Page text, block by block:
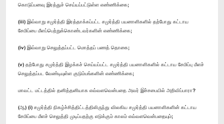
கொடுப்பனவு இரத்துச் செய்யப்பட்டுள்ள எண்ணிக்கை;
(iii) இவ்வாறு சமுர்த்தி இரத்தாக்கப்பட்ட சமுர்த்தி பயனாளிகளில் தற்போது கட்டாய
சேமிப்பை மீளப்பெற்றுக்கொண்டவர்களின் எண்ணிக்கை;
(iv) இவ்வாறு செலுத்தப்பட்ட மொத்தப் பணத் தொகை;
(v) தற்போது சமுர்த்தி இழக்கச் செய்யப்பட்ட சமுர்த்தி பயனாளிகளில் கட்டாய சேமிப்பு மீளச்
செலுத்தப்பட வேண்டியுள்ள குடும்பங்களின் எண்ணிக்கை;
மாவட்ட மட்டத்தில் தனித்தனியாக எவ்வளவென்பதை அவர் இச்சபையில் அறிவிப்பாரா?
(ஆ) (i) சமுர்த்தி நிகழ்ச்சித்திட்டத்திலிருந்து விலகிய சமுர்த்தி பயனாளிகளின் கட்டாய
சேமிப்பை மீளச் செலுத்தி முடிப்பதற்கு எடுக்கும் காலம் எவ்வளவென்பதையும்;